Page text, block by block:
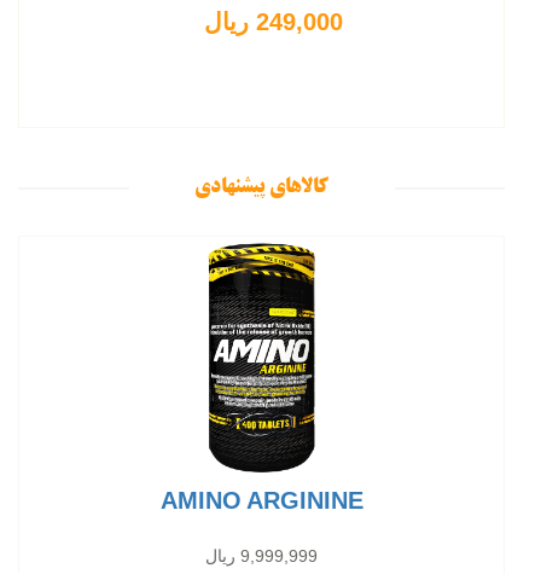
249,000 ریال
کالاهای پیشنهادی
AMINO ARGININE
9,999,999 ریال